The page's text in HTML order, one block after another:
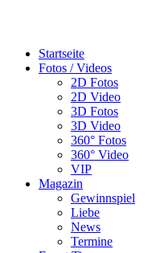
Startseite
Fotos / Videos
2D Fotos
2D Video
3D Fotos
3D Video
360° Fotos
360° Video
VIP
Magazin
Gewinnspiel
Liebe
News
Termine